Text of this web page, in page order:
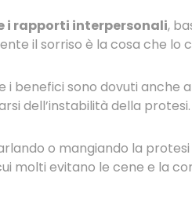
i rapporti interpersonali,
il sorriso è la cosa che lo
benefici sono dovuti anche
dell’instabilità della protesi.
o mangiando la
molti evitano le cene e la